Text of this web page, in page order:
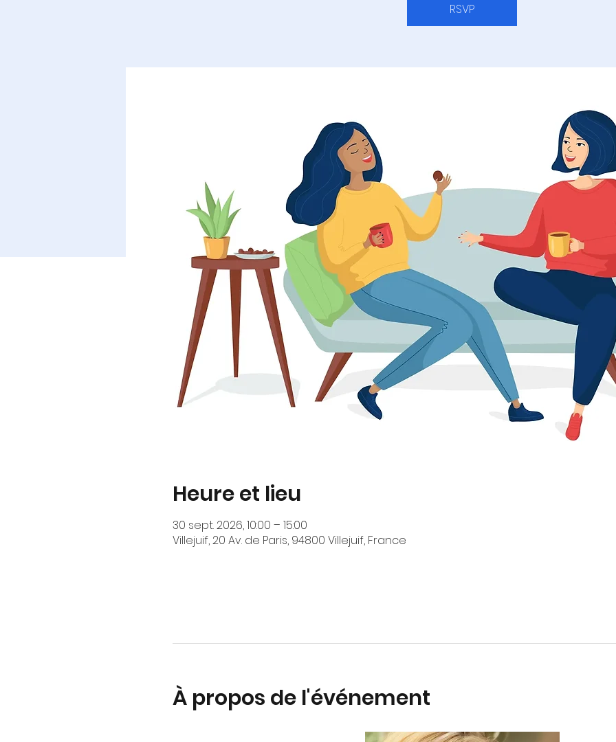
RSVP
Heure et lieu
30 sept. 2026, 10:00 – 15:00
Villejuif, 20 Av. de Paris, 94800 Villejuif, France
À propos de l'événement